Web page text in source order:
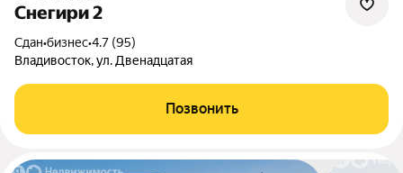
Снегири 2
Сдан•бизнес•4.7 (95)
Владивосток, ул. Двенадцатая
Позвонить